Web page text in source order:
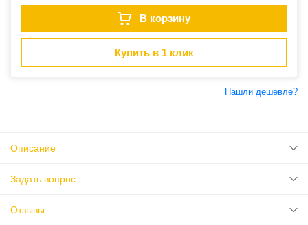
В корзину
Купить в 1 клик
Нашли дешевле?
Описание
Задать вопрос
Отзывы